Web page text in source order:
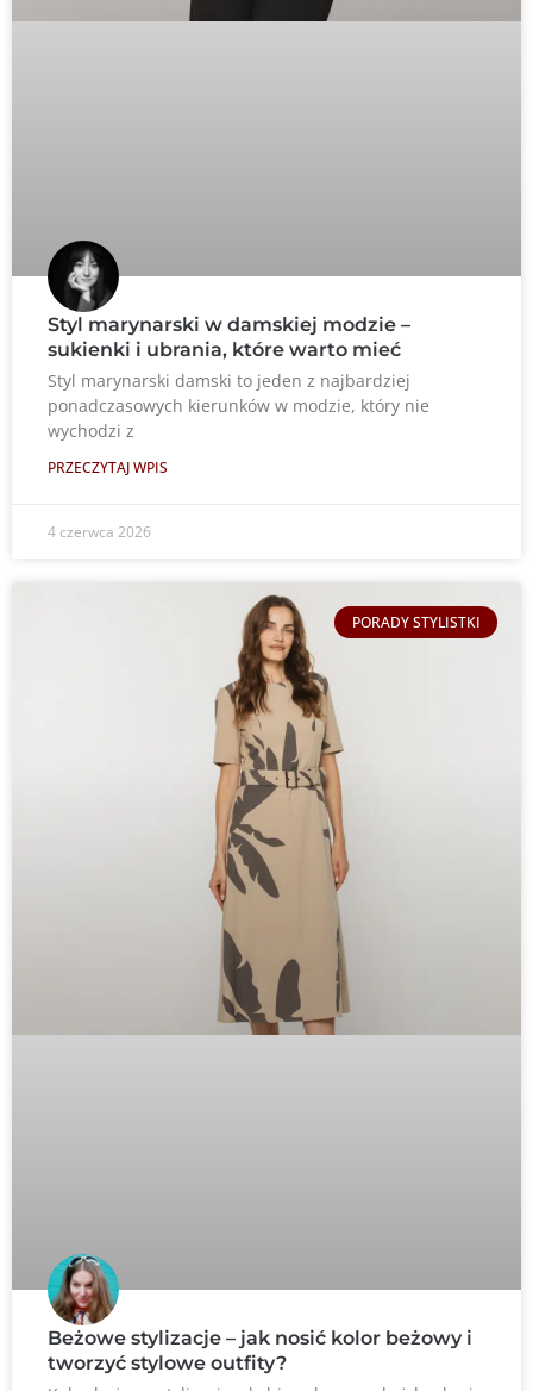
Styl marynarski w damskiej modzie –
sukienki i ubrania, które warto mieć
Styl marynarski damski to jeden z najbardziej
ponadczasowych kierunków w modzie, który nie
wychodzi z
PRZECZYTAJ WPIS
4 czerwca 2026
PORADY STYLISTKI
Beżowe stylizacje – jak nosić kolor beżowy i
tworzyć stylowe outfity?